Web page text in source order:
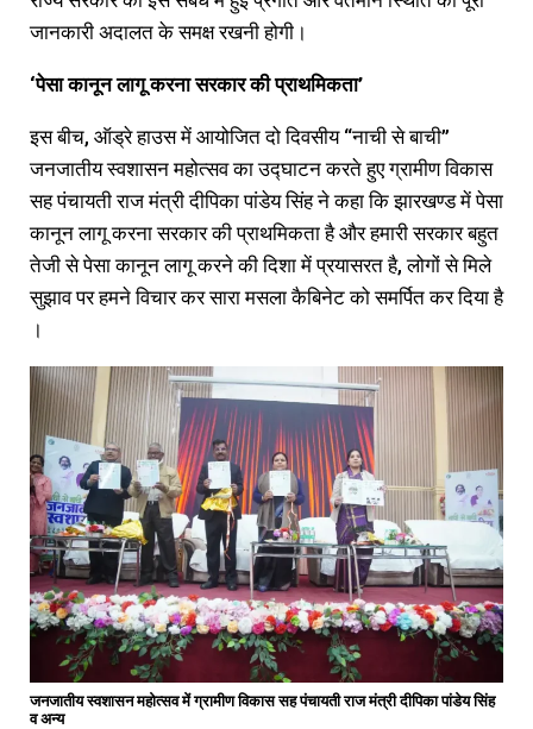
जानकारी अदालत के समक्ष रखनी होगी।
‘पेसाकानूनलागूकरनासरकारकीप्राथमिकता’
इस बीच, ऑड्रे हाउस में आयोजित दो दिवसीय “नाची से बाची”
जनजातीय स्वशासन महोत्सव का उद्घाटन करते हुए ग्रामीण विकास
सह पंचायती राज मंत्री दीपिका पांडेय सिंह ने कहा कि झारखण्ड में पेसा
कानून लागू करना सरकार की प्राथमिकता है और हमारी सरकार बहुत
तेजी से पेसा कानून लागू करने की दिशा में प्रयासरत है, लोगों से मिले
सुझाव पर हमने विचार कर सारा मसला कैबिनेट को समर्पित कर दिया है
।
जनजातीय स्वशासन महोत्सव में ग्रामीण विकास सह पंचायती राज मंत्री दीपिका पांडेय सिंह
व अन्य